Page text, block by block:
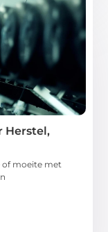
Herstel,
of moeite met